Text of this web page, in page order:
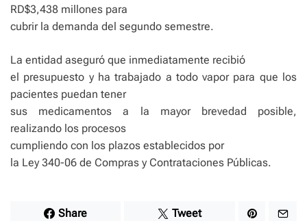
RD$3,438 millones para
cubrir la demanda del segundo semestre.
La entidad aseguró que inmediatamente recibió
el presupuesto y ha trabajado a todo vapor para que los
pacientes puedan tener
sus medicamentos a la mayor brevedad posible,
realizando los procesos
cumpliendo con los plazos establecidos por
la Ley 340-06 de Compras y Contrataciones Públicas.
Share Tweet